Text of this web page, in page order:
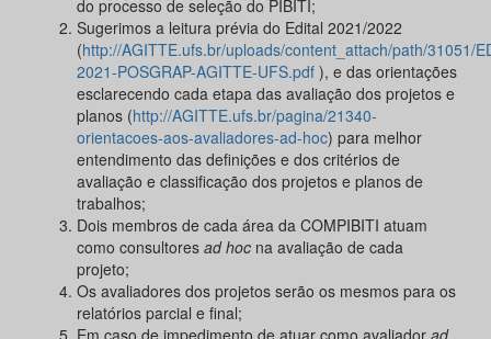
do processo de seleção do PIBITI;
Sugerimos a leitura prévia do Edital 2021/2022
(http://AGITTE.ufs.br/uploads/content_attach/path/31051/
2021-POSGRAP-AGITTE-UFS.pdf ), e das orientações
esclarecendo cada etapa das avaliação dos projetos e
planos (http://AGITTE.ufs.br/pagina/21340-
orientacoes-aos-avaliadores-ad-hoc) para melhor
entendimento das definições e dos critérios de
avaliação e classificação dos projetos e planos de
trabalhos;
Dois membros de cada área da COMPIBITI atuam
como consultores ad hoc na avaliação de cada
projeto;
Os avaliadores dos projetos serão os mesmos para os
relatórios parcial e final;